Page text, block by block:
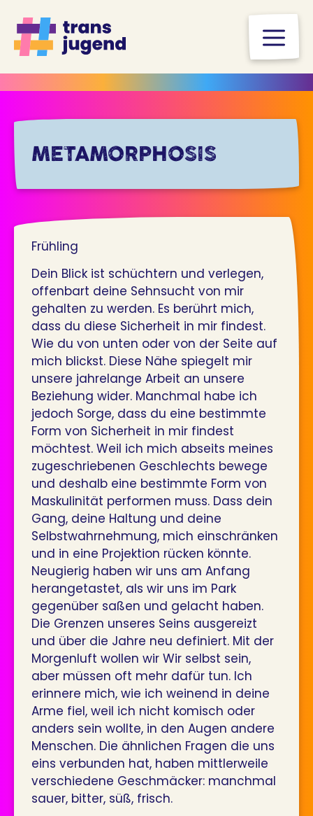
Inhalt
springen
METAMORPHOSIS
Frühling
Dein Blick ist schüchtern und verlegen,
offenbart deine Sehnsucht von mir
gehalten zu werden. Es berührt mich,
dass du diese Sicherheit in mir findest.
Wie du von unten oder von der Seite auf
mich blickst. Diese Nähe spiegelt mir
unsere jahrelange Arbeit an unsere
Beziehung wider. Manchmal habe ich
jedoch Sorge, dass du eine bestimmte
Form von Sicherheit in mir findest
möchtest. Weil ich mich abseits meines
zugeschriebenen Geschlechts bewege
und deshalb eine bestimmte Form von
Maskulinität performen muss. Dass dein
Gang, deine Haltung und deine
Selbstwahrnehmung, mich einschränken
und in eine Projektion rücken könnte.
Neugierig haben wir uns am Anfang
herangetastet, als wir uns im Park
gegenüber saßen und gelacht haben.
Die Grenzen unseres Seins ausgereizt
und über die Jahre neu definiert. Mit der
Morgenluft wollen wir Wir selbst sein,
aber müssen oft mehr dafür tun. Ich
erinnere mich, wie ich weinend in deine
Arme fiel, weil ich nicht komisch oder
anders sein wollte, in den Augen andere
Menschen. Die ähnlichen Fragen die uns
eins verbunden hat, haben mittlerweile
verschiedene Geschmäcker: manchmal
sauer, bitter, süß, frisch.